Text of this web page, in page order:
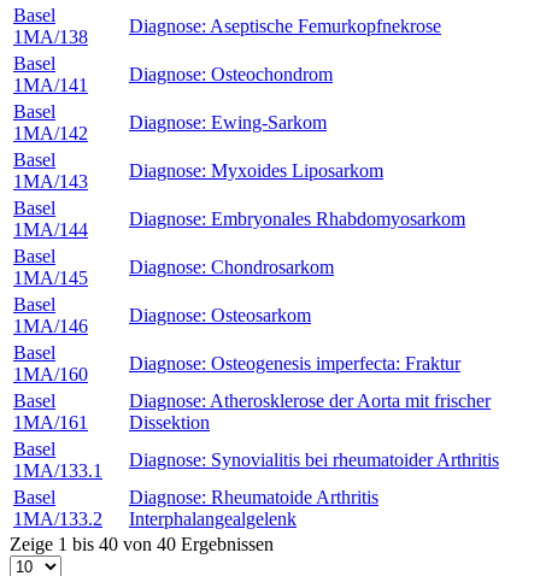
Basel
1MA/138
Diagnose: Aseptische Femurkopfnekrose
Basel
1MA/141
Diagnose: Osteochondrom
Basel
1MA/142
Diagnose: Ewing-Sarkom
Basel
1MA/143
Diagnose: Myxoides Liposarkom
Basel
1MA/144
Diagnose: Embryonales Rhabdomyosarkom
Basel
1MA/145
Diagnose: Chondrosarkom
Basel
1MA/146
Diagnose: Osteosarkom
Basel
1MA/160
Diagnose: Osteogenesis imperfecta: Fraktur
Basel
1MA/161
Diagnose: Atherosklerose der Aorta mit frischer
Dissektion
Basel
1MA/133.1
Diagnose: Synovialitis bei rheumatoider Arthritis
Basel
1MA/133.2
Diagnose: Rheumatoide Arthritis
Interphalangealgelenk
Zeige 1 bis 40 von 40 Ergebnissen